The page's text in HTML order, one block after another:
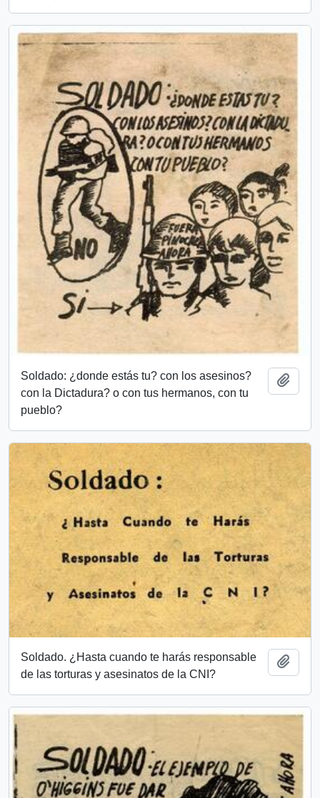
Soldado: ¿donde estás tu? con los asesinos?
con la Dictadura? o con tus hermanos, con tu
pueblo?
Soldado. ¿Hasta cuando te harás responsable
de las torturas y asesinatos de la CNI?